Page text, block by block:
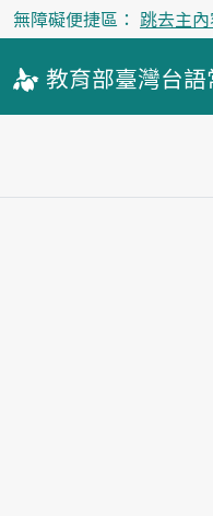
無障礙便捷區： 跳去主
教育部臺灣台語